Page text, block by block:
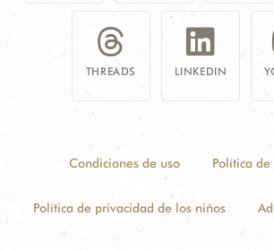
THREADS LINKEDIN
Condiciones de uso Política
Política de privacidad de los niños